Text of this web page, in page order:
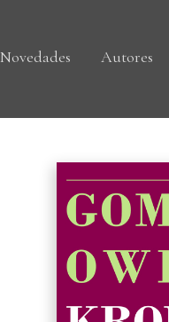
Novedades Autores